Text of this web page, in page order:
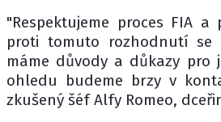
"Respektujeme proces FIA a
proti tomuto rozhodnutí se
máme důvody a důkazy pro
ohledu budeme brzy v
zkušený šéf Alfy Romeo,